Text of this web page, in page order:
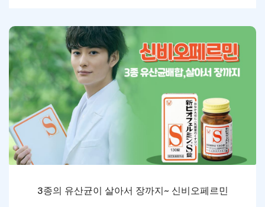
3종의 유산균이 살아서 장까지~ 신비오페르민